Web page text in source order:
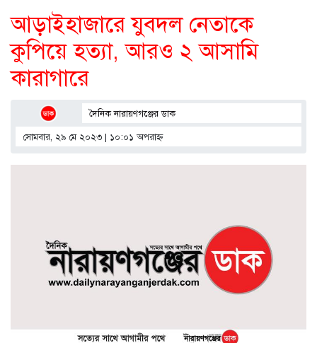
আড়াইহাজারে যুবদল নেতাকে
কুপিয়ে হত্যা, আরও ২ আসামি
কারাগারে
দৈনিক নারায়ণগঞ্জের ডাক
সোমবার, ২৯ মে ২০২৩ | ১০:০১ অপরাহ্ণ